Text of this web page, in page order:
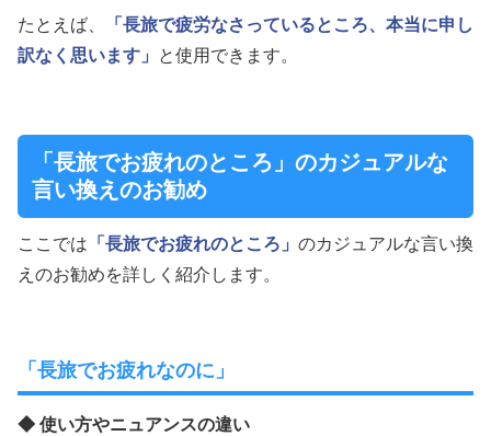
たとえば、
「長旅で疲労なさっているところ、本当に申し
訳なく思います」
と使用できます。
「長旅でお疲れのところ」のカジュアルな
言い換えのお勧め
ここでは 「長旅でお疲れのところ」 のカジュアルな言い換
えのお勧めを詳しく紹介します。
「長旅でお疲れなのに」
◆ 使い方やニュアンスの違い